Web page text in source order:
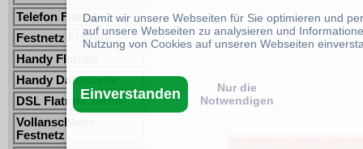
Telefon Flatrate
Festnetz Flatrate
Handy Flatrate
Handy Datentarife
DSL Flatrate Tarife
Vollanschluss
Festnetz
Damit wir unsere Webseiten für Sie optimieren und
auf unsere Webseiten zu analysieren und
Nutzung von Cookies auf unseren Webseiten
Einverstanden
Nur die
Notwendigen